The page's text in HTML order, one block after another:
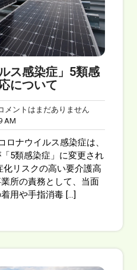
ス感染症」5類感
について
ントはまだありません
AM
ロナウイルス感染症は、
5類感染症」に変更され
化リスクの高い要介護高
所の責務として、当面
用や手指消毒 […]